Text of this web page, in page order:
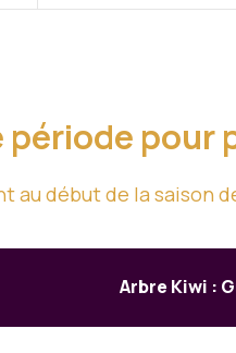
pour
début de la saison
Arbre Kiwi :